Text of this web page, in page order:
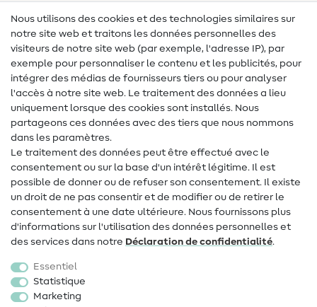
Lexique de couture
Tutos de couture
Aide & contact
Contact
Changement de propriétaire
FAQ
Droit de rétractation
Populaire
Accessoires de couture
Promotions
Nous utilisons des cookies et des technologies similaires sur
notre site web et traitons les données personnelles des
visiteurs de notre site web (par exemple, l'adresse IP), par
exemple pour personnaliser le contenu et les publicités, pour
intégrer des médias de fournisseurs tiers ou pour analyser
l'accès à notre site web. Le traitement des données a lieu
uniquement lorsque des cookies sont installés. Nous
partageons ces données avec des tiers que nous nommons
dans les paramètres.
Le traitement des données peut être effectué avec le
consentement ou sur la base d'un intérêt légitime. Il est
possible de donner ou de refuser son consentement. Il existe
un droit de ne pas consentir et de modifier ou de retirer le
consentement à une date ultérieure. Nous fournissons plus
d'informations sur l'utilisation des données personnelles et
des services dans notre Déclaration de confidentialité.
Essentiel
Statistique
Marketing